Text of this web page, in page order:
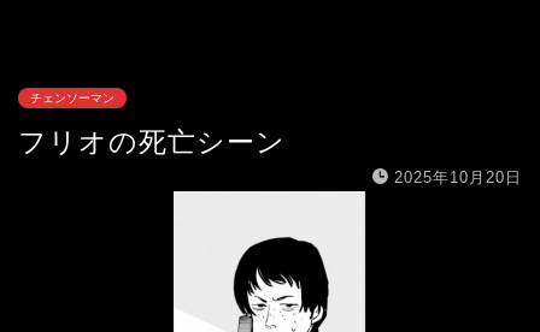
チェンソーマン
フリオの死亡シーン
2025年10月20日